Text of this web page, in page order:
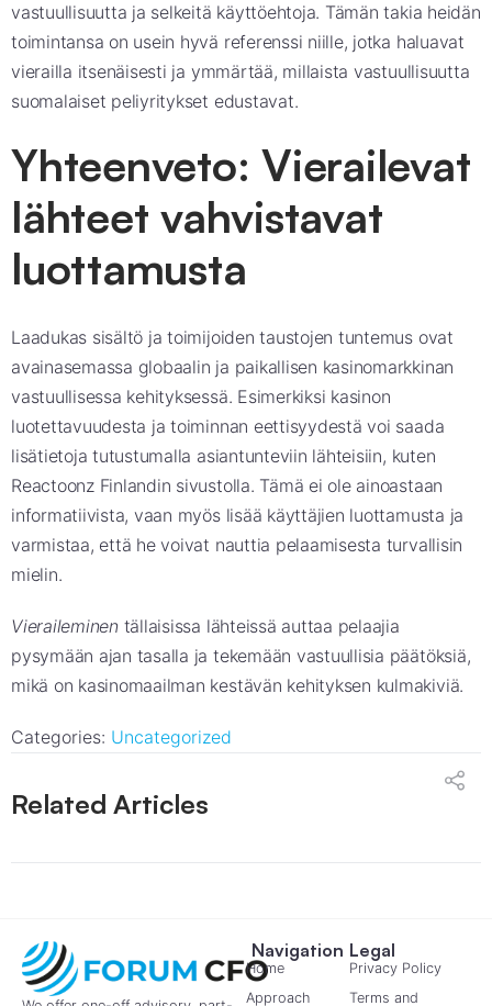
vastuullisuutta ja selkeitä käyttöehtoja. Tämän takia heidän
toimintansa on usein hyvä referenssi niille, jotka haluavat
vierailla itsenäisesti ja ymmärtää, millaista vastuullisuutta
suomalaiset peliyritykset edustavat.
Yhteenveto: Vierailevat
lähteet vahvistavat
luottamusta
Laadukas sisältö ja toimijoiden taustojen tuntemus ovat
avainasemassa globaalin ja paikallisen kasinomarkkinan
vastuullisessa kehityksessä. Esimerkiksi kasinon
luotettavuudesta ja toiminnan eettisyydestä voi saada
lisätietoja tutustumalla asiantunteviin lähteisiin, kuten
Reactoonz Finlandin sivustolla. Tämä ei ole ainoastaan
informatiivista, vaan myös lisää käyttäjien luottamusta ja
varmistaa, että he voivat nauttia pelaamisesta turvallisin
mielin.
Vieraileminentällaisissa lähteissä auttaa pelaajia
pysymään ajan tasalla ja tekemään vastuullisia päätöksiä,
mikä on kasinomaailman kestävän kehityksen kulmakiviä.
Categories: Uncategorized
Related Articles
Navigation
Home
Approach
Legal
Privacy Policy
Terms and